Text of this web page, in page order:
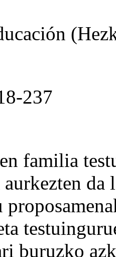
237
familia
aurkezten
buruzko